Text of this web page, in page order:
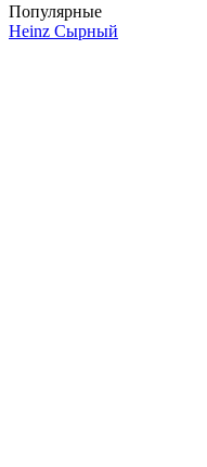
Популярные
Heinz Сырный